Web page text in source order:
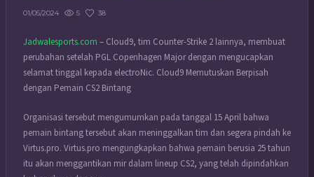
01/05/2024 5 38
Jadwalesports.com – Cloud9, tim Counter-Strike 2 lainnya, membuat
perubahan setelah PGL Copenhagen Major dengan mengucapkan
selamat tinggal kepada electroNic. Cloud9 Memutuskan Berpisah
dengan Pemain CS2 Bintang
Organisasi tersebut mengumumkan pada tanggal 15 April bahwa
pemain bintang tersebut akan meninggalkan tim dan segera pindah ke
Virtus.pro. Virtus.pro mengungkapkan bahwa pemain berusia 25 tahun
itu akan menggantikan mir dalam lineup CS2, yang telah dipindahkan